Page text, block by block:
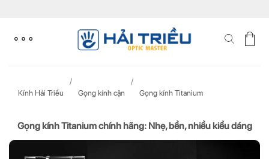
content
Kính Hải Triều Gọng kính cận Gọng kính Titanium
Gọng kính Titanium chính hãng: Nhẹ, bền, nhiều kiểu dáng